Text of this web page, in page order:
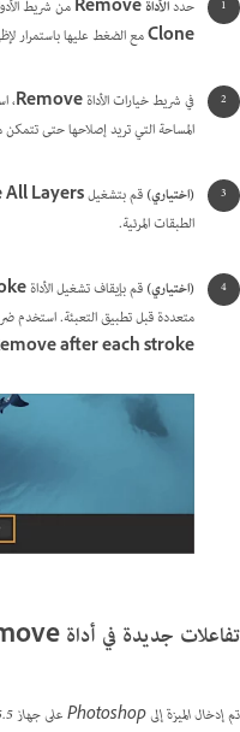
حددالأداة Remove من شريط
Cloneمع الضغط عليها باستمرار
في شريط خيارات الأداةRemove،
المساحة التي تريد إصلاحها حتى
(اختياري)قم بتشغيلAll Layers
الطبقات المرئية.
(اختياري)قم بإيقاف تشغيل الأداة
متعددة قبل تطبيق التعبئة. استخدم
after each stroke
تفاعلات جديدة في أداة Remove
تم إدخال الميزة إلى Photoshop على جهاز iPad 5.5 (إصدار مارس 2024)